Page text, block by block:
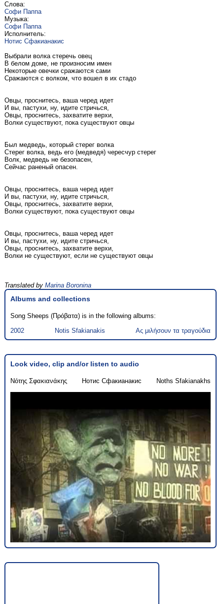
Слова:
Софи Паппа
Музыка:
Софи Паппа
Исполнитель:
Нотис Сфакианакис
Выбрали волка стеречь овец
В белом доме, не произносим имен
Некоторые овечки сражаются сами
Сражаются с волком, что вошел в их стадо
Овцы, проснитесь, ваша черед идет
И вы, пастухи, ну, идите стричься,
Овцы, проснитесь, захватите верхи,
Волки существуют, пока существуют овцы
Был медведь, который стерег волка
Стерег волка, ведь его (медведя) чересчур стерег
Волк, медведь не безопасен,
Сейчас раненый опасен.
Овцы, проснитесь, ваша черед идет
И вы, пастухи, ну, идите стричься,
Овцы, проснитесь, захватите верхи,
Волки существуют, пока существуют овцы
Овцы, проснитесь, ваша черед идет
И вы, пастухи, ну, идите стричься,
Овцы, проснитесь, захватите верхи,
Волки не существуют, если не существуют овцы
Translated by Marina Boronina
Albums and collections
Song Sheeps (Πρόβατα) is in the following albums:
2002
Notis Sfakianakis Ας μιλήσουν τα τραγούδια
Look video, clip and/or listen to audio
Νότης Σφακιανάκης Нотис Сфакианакис Noths Sfakianakhs